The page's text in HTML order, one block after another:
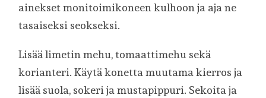
ainekset monitoimikoneen kulhoon ja aja ne
tasaiseksi seokseksi.
Lisää limetin mehu, tomaattimehu sekä
korianteri. Käytä konetta muutama kierros ja
lisää suola, sokeri ja mustapippuri. Sekoita ja